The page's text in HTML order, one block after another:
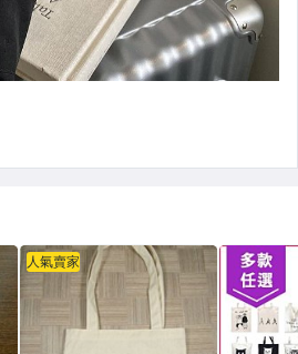
人氣賣家